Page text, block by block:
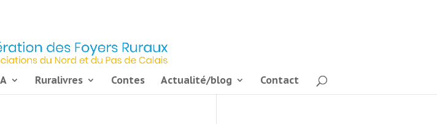
Ruralivres Contes Actualité/blog Contact